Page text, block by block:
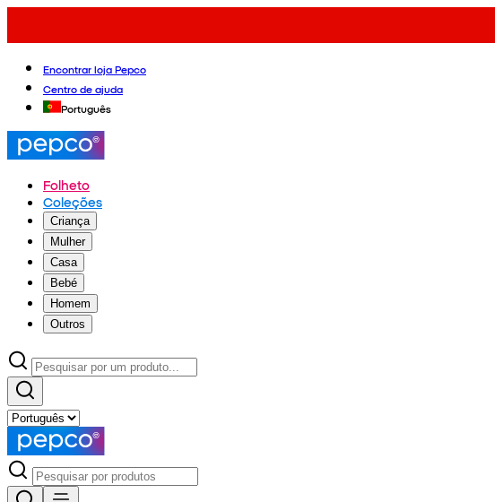
Encontrar loja Pepco
Centro de ajuda
Português
Folheto
Coleções
Criança
Mulher
Casa
Bebé
Homem
Outros